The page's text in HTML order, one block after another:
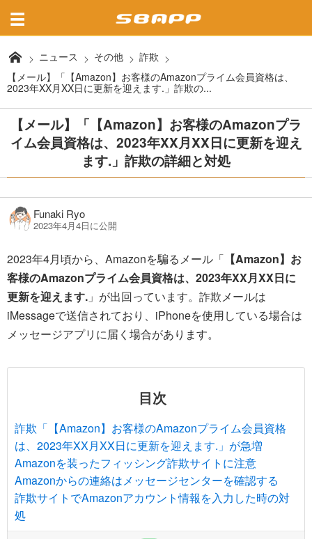
ニュース その他
詐欺
【メール】「【Amazon】お客様のAmazonプライム会員資格は、
2023年XX月XX日に更新を迎えます.」詐欺の...
【メール】「【Amazon】お客様のAmazonプラ
イム会員資格は、2023年XX月XX日に更新を迎え
ます.」詐欺の詳細と対処
Funaki Ryo
2023年4月4日に公開
2023年4月頃から、Amazonを騙るメール「 【Amazon】お
客様のAmazonプライム会員資格は、2023年XX月XX日に
更新を迎えます. 」が出回っています。詐欺メールは
iMessageで送信されており、iPhoneを使用している場合は
メッセージアプリに届く場合があります。
目次
詐欺「【Amazon】お客様のAmazonプライム会員資格
は、2023年XX月XX日に更新を迎えます.」が急増
Amazonを装ったフィッシング詐欺サイトに注意
Amazonからの連絡はメッセージセンターを確認する
詐欺サイトでAmazonアカウント情報を入力した時の対
処